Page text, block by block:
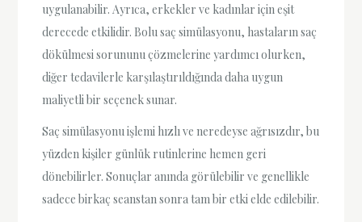
uygulanabilir. Ayrıca, erkekler ve kadınlar için eşit
derecede etkilidir. Bolu saç simülasyonu, hastaların saç
dökülmesi sorununu çözmelerine yardımcı olurken,
diğer tedavilerle karşılaştırıldığında daha uygun
maliyetli bir seçenek sunar.
Saç simülasyonu işlemi hızlı ve neredeyse ağrısızdır, bu
yüzden kişiler günlük rutinlerine hemen geri
dönebilirler. Sonuçlar anında görülebilir ve genellikle
sadece birkaç seanstan sonra tam bir etki elde edilebilir.